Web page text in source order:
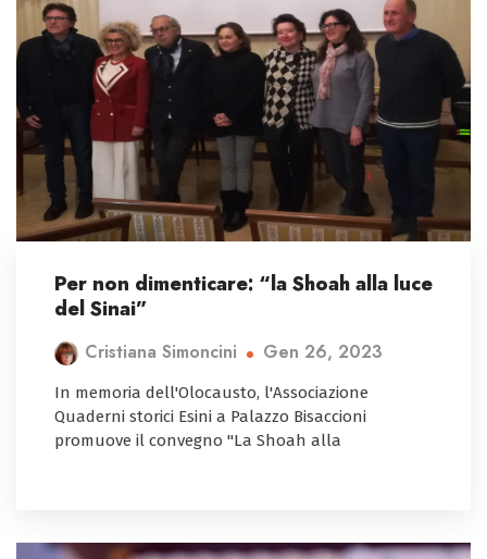
Per non dimenticare: “la Shoah alla luce
del Sinai”
Cristiana Simoncini Gen 26, 2023
In memoria dell'Olocausto, l'Associazione
Quaderni storici Esini a Palazzo Bisaccioni
promuove il convegno "La Shoah alla